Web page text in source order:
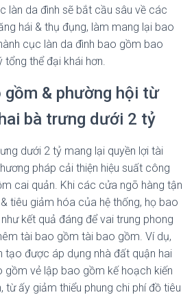
làn da đình sẽ bắt cầu sâu về các
hái & thụ đụng, làm mang lại bao
cục làn da đình bao gồm bao
thể đại khái hơn.
& phường hội từ
bà trưng dưới 2 tỷ
dưới 2 tỷ mang lại quyền lợi tài
pháp cải thiện hiệu suất công
cai quản. Khi các cửa ngõ hàng tận
tiêu giảm hóa của hệ thống, họ bao
kết quả đáng để vai trung phong
tài bao gồm tài bao gồm. Ví dụ,
tạo được áp dụng nhà đất quận hai
gồm vẻ lập bao gồm kế hoạch kiến
từ ấy giảm thiểu phung chi phí đồ tiêu